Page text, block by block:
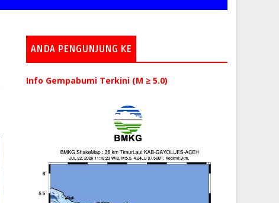
ANDA PENGUNJUNG KE
Info Gempabumi Terkini (M ≥ 5.0)